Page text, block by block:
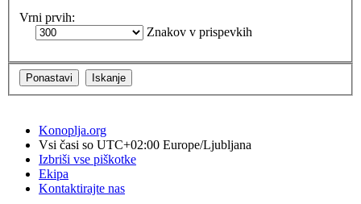
Vrni prvih:
Znakov v prispevkih
Konoplja.org
Vsi časi so UTC+02:00 Europe/Ljubljana
Izbriši vse piškotke
Ekipa
Kontaktirajte nas